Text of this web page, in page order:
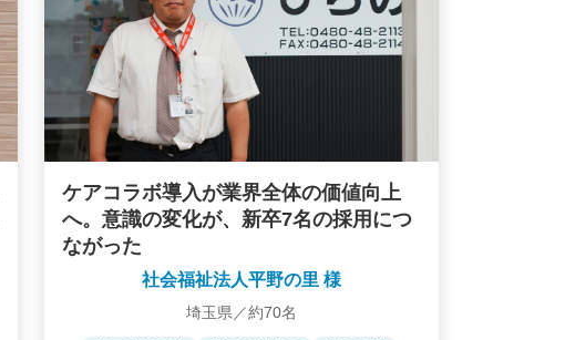
ケアコラボ導入が業界全体の価値向上
へ。意識の変化が、新卒7名の採用につ
ながった
社会福祉法人平野の里 様
埼玉県／約70名